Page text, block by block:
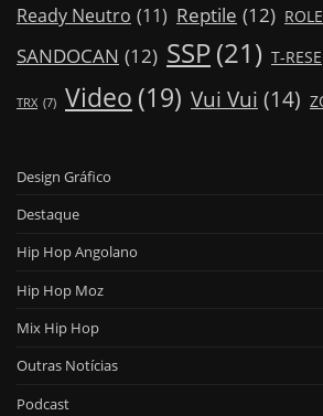
Ready Neutro (11) Reptile (12)
SANDOCAN (12) SSP(21) T-RESE
TRX (7) Video (19) Vui Vui (14)
Design Gráfico
Destaque
Hip Hop Angolano
Hip Hop Moz
Mix Hip Hop
Outras Notícias
Podcast